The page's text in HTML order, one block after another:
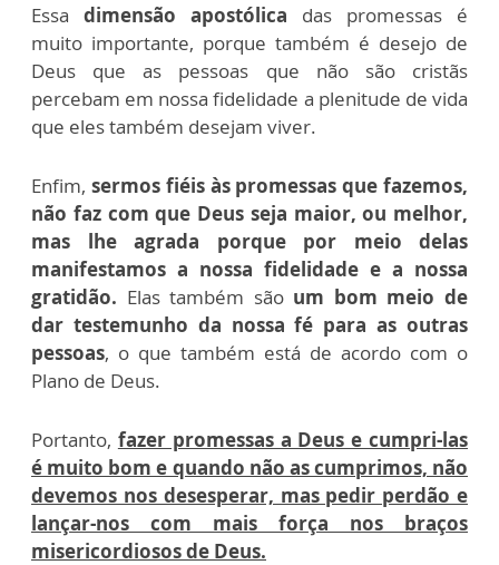
Essa dimensão apostólica das promessas é
muito importante, porque também é desejo de
Deus que as pessoas que não são cristãs
percebam em nossa fidelidade a plenitude de vida
que eles também desejam viver.
Enfim, sermos fiéis às promessas que fazemos,
não faz com que Deus seja maior, ou melhor,
mas lhe agrada porque por meio delas
manifestamos a nossa fidelidade e a nossa
gratidão. Elas também são um bom meio de
dar testemunho da nossa fé para as outras
pessoas, o que também está de acordo com o
Plano de Deus.
Portanto, fazer promessas a Deus e cumpri-las
é muito bom e quando não as cumprimos, não
devemos nos desesperar, mas pedir perdão e
lançar-nos com mais força nos braços
misericordiosos de Deus.